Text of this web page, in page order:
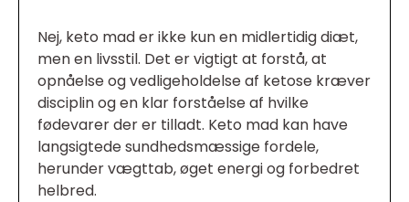
Nej, keto mad er ikke kun en midlertidig diæt,
men en livsstil. Det er vigtigt at forstå, at
opnåelse og vedligeholdelse af ketose kræver
disciplin og en klar forståelse af hvilke
fødevarer der er tilladt. Keto mad kan have
langsigtede sundhedsmæssige fordele,
herunder vægttab, øget energi og forbedret
helbred.